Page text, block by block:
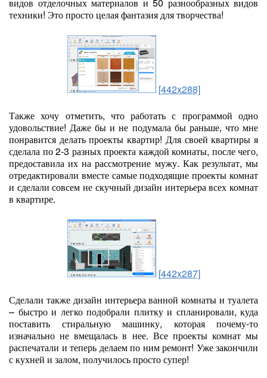
техники! Это просто целая фантазия для творчества!
[442x288]
Также хочу отметить, что работать с программой одно
удовольствие! Даже бы и не подумала бы раньше, что мне
понравится делать проекты квартир! Для своей квартиры я
сделала по 2-3 разных проекта каждой комнаты, после чего,
предоставила их на рассмотрение мужу. Как результат, мы
отредактировали вместе самые подходящие проекты комнат
и сделали совсем не скучный дизайн интерьера всех комнат
в квартире.
[442x287]
Сделали также дизайн интерьера ванной комнаты и туалета
– быстро и легко подобрали плитку и спланировали, куда
поставить стиральную машинку, которая почему-то
изначально не вмещалась в нее. Все проекты комнат мы
распечатали и теперь делаем по ним ремонт! Уже закончили
с кухней и залом, получилось просто супер!